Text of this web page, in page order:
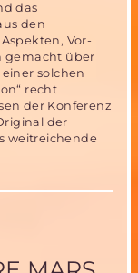
das
den
Vor-
gemacht über
solchen
recht
der Konferenz
der
weitreichende